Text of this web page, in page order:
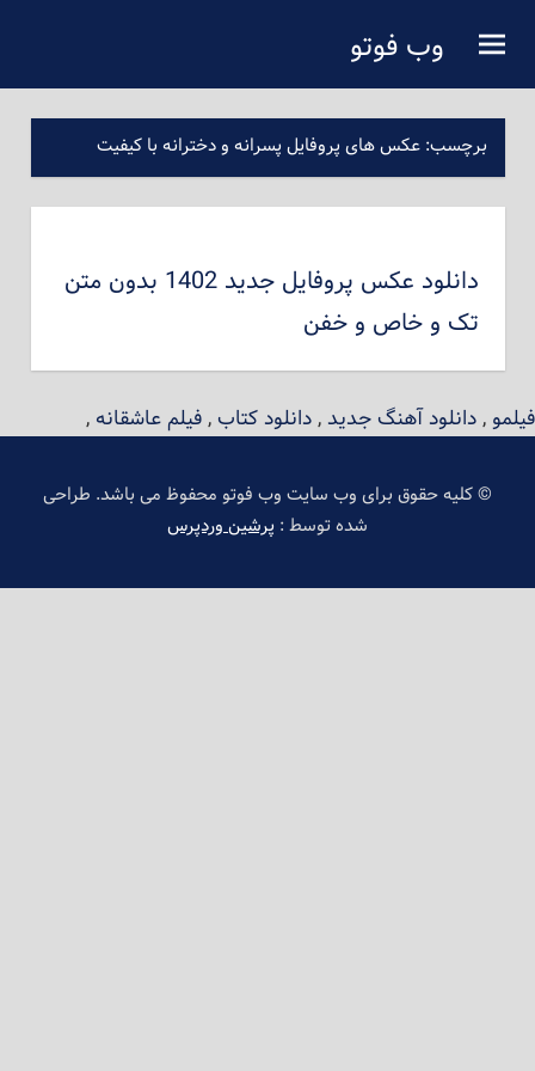
محتوای
اصلی
وب فوتو
برچسب:عکس های پروفایل پسرانه و دخترانه با کیفیت
دانلود عکس پروفایل جدید 1402 بدون متن
تک و خاص و خفن
فیلمو ,دانلود آهنگ جدید ,دانلود کتاب,فیلم عاشقانه ,
© کلیه حقوق برای وب سایت وب فوتو محفوظ می باشد. طراحی
شده توسط : پرشین وردپرس